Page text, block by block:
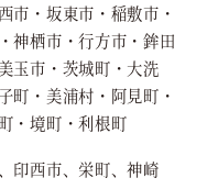
市・坂東市・稲敷市・
神栖市・行方市・鉾田
玉市・茨城町・大洗
町・美浦村・阿見町・
・境町・利根町
印西市、栄町、神崎